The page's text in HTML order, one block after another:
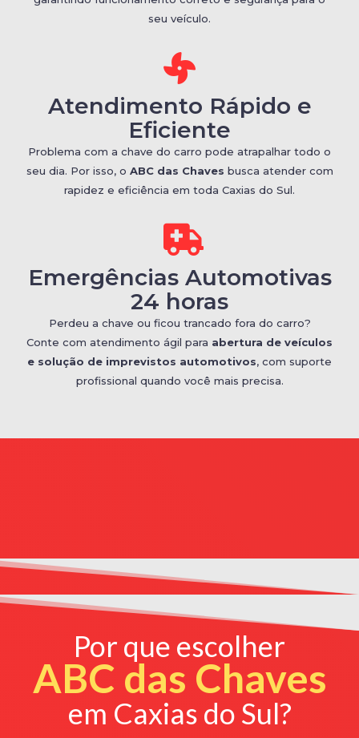
seu veículo.
Atendimento Rápido e
Eficiente
Problema com a chave do carro pode atrapalhar todo o
seu dia. Por isso, o ABC das Chaves busca atender com
rapidez e eficiência em toda Caxias do Sul.
Emergências Automotivas
24 horas
Perdeu a chave ou ficou trancado fora do carro?
Conte com atendimento ágil para abertura de veículos
e solução de imprevistos automotivos, com suporte
profissional quando você mais precisa.
Por que escolher
ABC das Chaves
em Caxias do Sul?